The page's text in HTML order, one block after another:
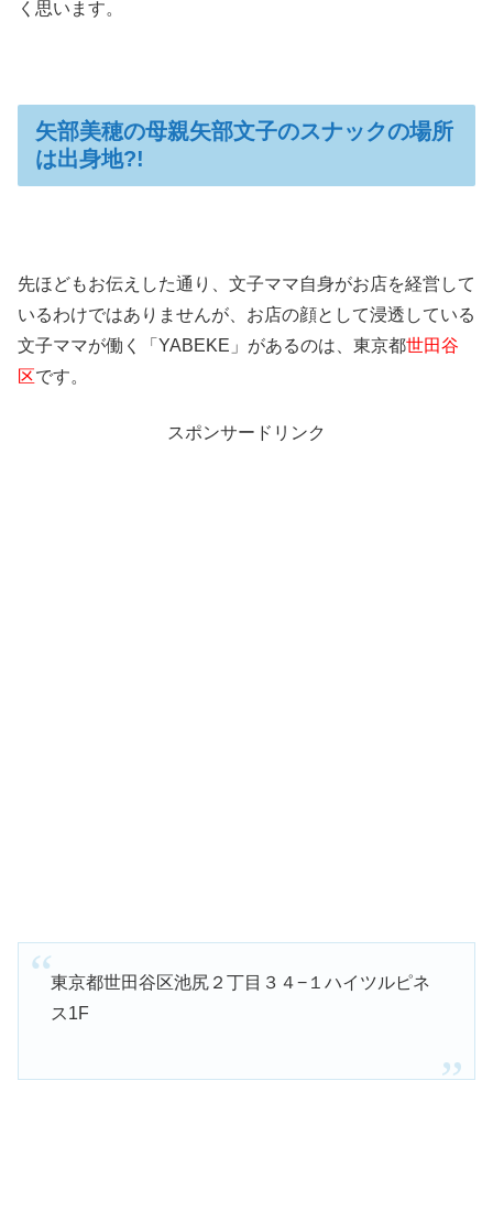
く思います。
矢部美穂の母親矢部文子のスナックの場所
は出身地?!
先ほどもお伝えした通り、文子ママ自身がお店を経営して
いるわけではありませんが、お店の顔として浸透している
文子ママが働く「YABEKE」があるのは、東京都世田谷
区です。
スポンサードリンク
東京都世田谷区池尻２丁目３４−１ハイツルピネ
ス1F